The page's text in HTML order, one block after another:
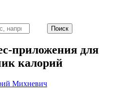
приложения для
калорий
Михневич